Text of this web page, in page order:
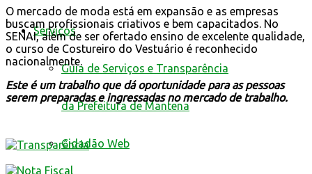
Serviços
Guia de Serviços e Transparência
da Prefeitura de Mantena
Cidadão Web
O mercado de moda está em expansão e as empresas
buscam profissionais criativos e bem capacitados. No
SENAI, além de ser ofertado ensino de excelente qualidade,
o curso de Costureiro do Vestuário é reconhecido
nacionalmente.
Este é um trabalho que dá oportunidade para as pessoas
serem preparadas e ingressadas no mercado de trabalho.